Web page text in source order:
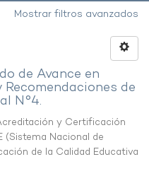
Mostrar filtros avanzados
de Avance en
de
N°4.
y Certificación
(Sistema Nacional de
de la Calidad Educativa